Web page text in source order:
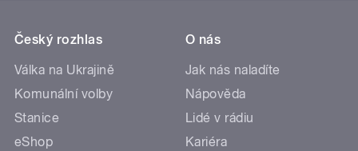
Český rozhlas
Válka na Ukrajině
Komunální volby
Stanice
eShop
O nás
Jak nás naladíte
Nápověda
Lidé v rádiu
Kariéra